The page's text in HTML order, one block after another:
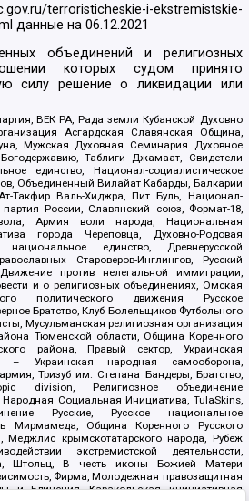
terroristicheskie-i-ekstremistskie-
данные на06.12.2021
объединений и религиозных
которых судом принято
силу решение о ликвидации или
ВЕК РА, Рада земли Кубанской Духовно
Асгардская Славянская Община,
Мужская Духовная Семинария Духовное
Таблиги Джамаат, Свидетели
единство, Национал-социалистическое
Объединенный Вилайат Кабарды, Балкарии
Такфир Валь-Хиджра, Пит Буль, Национал-
России, Славянский союз, Формат-18,
Армия воли народа, Национальная
города Череповца, Духовно-Родовая
единство, Древнерусской
Староверов-Инглингов, Русский
против нелегальной иммиграции,
и о религиозных объединениях, Омская
политического движения Русское
Братство, Клуб Болельщиков Футбольного
Мусульманская религиозная организация
Тюменской области, Община Коренного
района, Правый сектор, Украинская
– Украинская народная самооборона,
Тризуб им. Степана Бандеры, Братство,
division, Религиозное объединение
Социальная Инициатива, TulaSkins,
Русские, Русское национальное
Мирмамеда, Община Коренного Русского
крымскотатарского народа, Рубеж
экстремистской деятельности,
Штольц, В честь иконы Божией Матери
Фирма, Молодежная правозащитная
и Единения, Каракольская инициативная